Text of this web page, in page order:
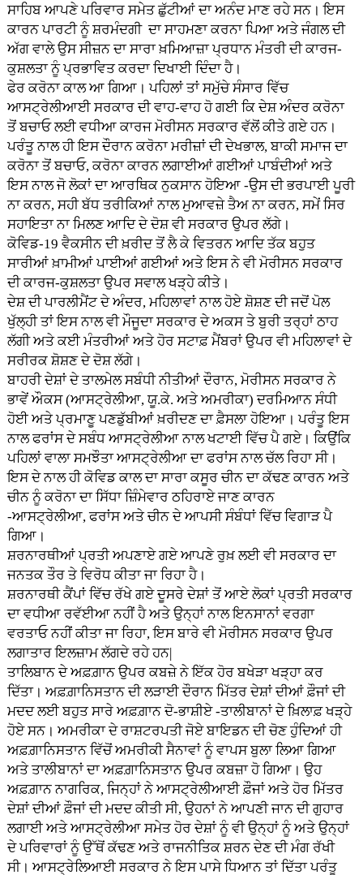
ਸਾਹਿਬ ਆਪਣੇ ਪਰਿਵਾਰ ਸਮੇਤ ਛੁੱਟੀਆਂ ਦਾ ਅਨੰਦ ਮਾਣ ਰਹੇ ਸਨ। ਇਸ
ਕਾਰਨ ਪਾਰਟੀ ਨੂੰ ਸ਼ਰਮੰਦਗੀ ਦਾ ਸਾਹਮਣਾ ਕਰਨਾ ਪਿਆ ਅਤੇ ਜੰਗਲ ਦੀ
ਅੱਗ ਵਾਲੇ ਉਸ ਸੀਜ਼ਨ ਦਾ ਸਾਰਾ ਖ਼ਮਿਆਜ਼ਾ ਪ੍ਰਧਾਨ ਮੰਤਰੀ ਦੀ ਕਾਰਜ-
ਕੁਸ਼ਲਤਾ ਨੂੰ ਪ੍ਰਭਾਵਿਤ ਕਰਦਾ ਦਿਖਾਈ ਦਿੰਦਾ ਹੈ।
ਫੇਰ ਕਰੋਨਾ ਕਾਲ ਆ ਗਿਆ। ਪਹਿਲਾਂ ਤਾਂ ਸਮੁੱਚੇ ਸੰਸਾਰ ਵਿੱਚ
ਆਸਟ੍ਰੇਲੀਆਈ ਸਰਕਾਰ ਦੀ ਵਾਹ-ਵਾਹ ਹੋ ਗਈ ਕਿ ਦੇਸ਼ ਅੰਦਰ ਕਰੋਨਾ
ਤੋਂ ਬਚਾਓ ਲਈ ਵਧੀਆ ਕਾਰਜ ਮੋਰੀਸਨ ਸਰਕਾਰ ਵੱਲੋਂ ਕੀਤੇ ਗਏ ਹਨ।
ਪਰੰਤੂ ਨਾਲ ਹੀ ਇਸ ਦੌਰਾਨ ਕਰੋਨਾ ਮਰੀਜ਼ਾਂ ਦੀ ਦੇਖਭਾਲ, ਬਾਕੀ ਸਮਾਜ ਦਾ
ਕਰੋਨਾ ਤੋਂ ਬਚਾਓ, ਕਰੋਨਾ ਕਾਰਨ ਲਗਾਈਆਂ ਗਈਆਂ ਪਾਬੰਦੀਆਂ ਅਤੇ
ਇਸ ਨਾਲ ਜੋ ਲੋਕਾਂ ਦਾ ਆਰਥਿਕ ਨੁਕਸਾਨ ਹੋਇਆ -ਉਸ ਦੀ ਭਰਪਾਈ ਪੂਰੀ
ਨਾ ਕਰਨ, ਸਹੀ ਬੱਧ ਤਰੀਕਿਆਂ ਨਾਲ ਮੁਆਵਜ਼ੇ ਤੈਅ ਨਾ ਕਰਨ, ਸਮੇਂ ਸਿਰ
ਸਹਾਇਤਾ ਨਾ ਮਿਲਣ ਆਦਿ ਦੇ ਦੋਸ਼ ਵੀ ਸਰਕਾਰ ਉਪਰ ਲੱਗੇ।
ਕੋਵਿਡ-19 ਵੈਕਸੀਨ ਦੀ ਖ਼ਰੀਦ ਤੋਂ ਲੈ ਕੇ ਵਿਤਰਨ ਆਦਿ ਤੱਕ ਬਹੁਤ
ਸਾਰੀਆਂ ਖ਼ਾਮੀਆਂ ਪਾਈਆਂ ਗਈਆਂ ਅਤੇ ਇਸ ਨੇ ਵੀ ਮੋਰੀਸਨ ਸਰਕਾਰ
ਦੀ ਕਾਰਜ-ਕੁਸ਼ਲਤਾ ਉਪਰ ਸਵਾਲ ਖੜ੍ਹੇ ਕੀਤੇ।
ਦੇਸ਼ ਦੀ ਪਾਰਲੀਮੈਂਟ ਦੇ ਅੰਦਰ, ਮਹਿਲਾਵਾਂ ਨਾਲ ਹੋਏ ਸ਼ੋਸ਼ਣ ਦੀ ਜਦੋਂ ਪੋਲ
ਖੁੱਲ੍ਹੀ ਤਾਂ ਇਸ ਨਾਲ ਵੀ ਮੌਜੂਦਾ ਸਰਕਾਰ ਦੇ ਅਕਸ ਤੇ ਬੁਰੀ ਤਰ੍ਹਾਂ ਠਾਹ
ਲੱਗੀ ਅਤੇ ਕਈ ਮੰਤਰੀਆਂ ਅਤੇ ਹੋਰ ਸਟਾਫ਼ ਮੈਂਬਰਾਂ ਉਪਰ ਵੀ ਮਹਿਲਾਵਾਂ ਦੇ
ਸਰੀਰਕ ਸ਼ੋਸ਼ਣ ਦੇ ਦੋਸ਼ ਲੱਗੇ।
ਬਾਹਰੀ ਦੇਸ਼ਾਂ ਦੇ ਤਾਲਮੇਲ ਸਬੰਧੀ ਨੀਤੀਆਂ ਦੌਰਾਨ, ਮੋਰੀਸਨ ਸਰਕਾਰ ਨੇ
ਭਾਵੇਂ ਔਕਸ (ਆਸਟ੍ਰੇਲੀਆ, ਯੂ.ਕੇ. ਅਤੇ ਅਮਰੀਕਾ) ਦਰਮਿਆਨ ਸੰਧੀ
ਹੋਈ ਅਤੇ ਪ੍ਰਮਾਣੂ ਪਣਡੁੱਬੀਆਂ ਖ਼ਰੀਦਣ ਦਾ ਫ਼ੈਸਲਾ ਹੋਇਆ। ਪਰੰਤੂ ਇਸ
ਨਾਲ ਫਰਾਂਸ ਦੇ ਸਬੰਧ ਆਸਟ੍ਰੇਲੀਆ ਨਾਲ ਖਟਾਈ ਵਿੱਚ ਪੈ ਗਏ। ਕਿਉਂਕਿ
ਪਹਿਲਾਂ ਵਾਲਾ ਸਮਝੌਤਾ ਆਸਟ੍ਰੇਲੀਆ ਦਾ ਫਰਾਂਸ ਨਾਲ ਚੱਲ ਰਿਹਾ ਸੀ।
ਇਸ ਦੇ ਨਾਲ ਹੀ ਕੋਵਿਡ ਕਾਲ ਦਾ ਸਾਰਾ ਕਸੂਰ ਚੀਨ ਦਾ ਕੱਢਣ ਕਾਰਨ ਅਤੇ
ਚੀਨ ਨੂੰ ਕਰੋਨਾ ਦਾ ਸਿੱਧਾ ਜ਼ਿੰਮੇਵਾਰ ਠਹਿਰਾਏ ਜਾਣ ਕਾਰਨ
-ਆਸਟ੍ਰੇਲੀਆ, ਫਰਾਂਸ ਅਤੇ ਚੀਨ ਦੇ ਆਪਸੀ ਸੰਬੰਧਾਂ ਵਿੱਚ ਵਿਗਾੜ ਪੈ
ਗਿਆ।
ਸ਼ਰਨਾਰਥੀਆਂ ਪ੍ਰਤੀ ਅਪਣਾਏ ਗਏ ਆਪਣੇ ਰੁਖ਼ ਲਈ ਵੀ ਸਰਕਾਰ ਦਾ
ਜਨਤਕ ਤੌਰ ਤੇ ਵਿਰੋਧ ਕੀਤਾ ਜਾ ਰਿਹਾ ਹੈ।
ਸ਼ਰਨਾਰਥੀ ਕੈਂਪਾਂ ਵਿੱਚ ਰੱਖੇ ਗਏ ਦੂਸਰੇ ਦੇਸ਼ਾਂ ਤੋਂ ਆਏ ਲੋਕਾਂ ਪ੍ਰਤੀ ਸਰਕਾਰ
ਦਾ ਵਧੀਆ ਰਵੱਈਆ ਨਹੀਂ ਹੈ ਅਤੇ ਉਨ੍ਹਾਂ ਨਾਲ ਇਨਸਾਨਾਂ ਵਰਗਾ
ਵਰਤਾਓ ਨਹੀਂ ਕੀਤਾ ਜਾ ਰਿਹਾ, ਇਸ ਬਾਰੇ ਵੀ ਮੋਰੀਸਨ ਸਰਕਾਰ ਉਪਰ
ਲਗਾਤਾਰ ਇਲਜ਼ਾਮ ਲੱਗਦੇ ਰਹੇ ਹਨ|
ਤਾਲਿਬਾਨ ਦੇ ਅਫ਼ਗ਼ਾਨ ਉਪਰ ਕਬਜ਼ੇ ਨੇ ਇੱਕ ਹੋਰ ਬਖੇੜਾ ਖੜ੍ਹਾ ਕਰ
ਦਿੱਤਾ। ਅਫ਼ਗ਼ਾਨਿਸਤਾਨ ਦੀ ਲੜਾਈ ਦੌਰਾਨ ਮਿੱਤਰ ਦੇਸ਼ਾਂ ਦੀਆਂ ਫ਼ੌਜਾਂ ਦੀ
ਮਦਦ ਲਈ ਬਹੁਤ ਸਾਰੇ ਅਫ਼ਗ਼ਾਨ ਦੋ-ਭਾਸ਼ੀਏ -ਤਾਲੀਬਾਨਾਂ ਦੇ ਖ਼ਿਲਾਫ਼ ਖੜ੍ਹੇ
ਹੋਏ ਸਨ। ਅਮਰੀਕਾ ਦੇ ਰਾਸ਼ਟਰਪਤੀ ਜੋਏ ਬਾਇਡਨ ਦੀ ਚੋਣ ਹੁੰਦਿਆਂ ਹੀ
ਅਫ਼ਗ਼ਾਨਿਸਤਾਨ ਵਿੱਚੋਂ ਅਮਰੀਕੀ ਸੈਨਾਵਾਂ ਨੂੰ ਵਾਪਸ ਬੁਲਾ ਲਿਆ ਗਿਆ
ਅਤੇ ਤਾਲੀਬਾਨਾਂ ਦਾ ਅਫ਼ਗ਼ਾਨਿਸਤਾਨ ਉਪਰ ਕਬਜ਼ਾ ਹੋ ਗਿਆ। ਉਹ
ਅਫ਼ਗ਼ਾਨ ਨਾਗਰਿਕ, ਜਿਨ੍ਹਾਂ ਨੇ ਆਸਟ੍ਰੇਲੀਆਈ ਫ਼ੌਜਾਂ ਅਤੇ ਹੋਰ ਮਿੱਤਰ
ਦੇਸ਼ਾਂ ਦੀਆਂ ਫ਼ੌਜਾਂ ਦੀ ਮਦਦ ਕੀਤੀ ਸੀ, ਉਹਨਾਂ ਨੇ ਆਪਣੀ ਜਾਨ ਦੀ ਗੁਹਾਰ
ਲਗਾਈ ਅਤੇ ਆਸਟ੍ਰੇਲੀਆ ਸਮੇਤ ਹੋਰ ਦੇਸ਼ਾਂ ਨੂੰ ਵੀ ਉਨ੍ਹਾਂ ਨੂੰ ਅਤੇ ਉਨ੍ਹਾਂ
ਦੇ ਪਰਿਵਾਰਾਂ ਨੂੰ ਉੱਥੋਂ ਕੱਢਣ ਅਤੇ ਰਾਜਨੀਤਿਕ ਸ਼ਰਨ ਦੇਣ ਦੀ ਮੰਗ ਰੱਖੀ
ਸੀ। ਆਸਟ੍ਰੇਲਿਆਈ ਸਰਕਾਰ ਨੇ ਇਸ ਪਾਸੇ ਧਿਆਨ ਤਾਂ ਦਿੱਤਾ ਪਰੰਤੂ